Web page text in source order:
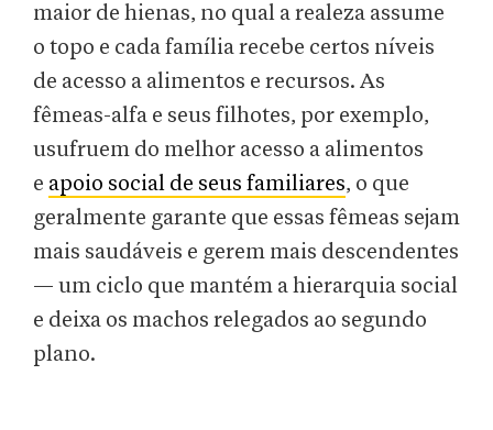
maior de hienas, no qual a realeza assume
o topo e cada família recebe certos níveis
de acesso a alimentos e recursos. As
fêmeas-alfa e seus filhotes, por exemplo,
usufruem do melhor acesso a alimentos
e apoio social de seus familiares, o que
geralmente garante que essas fêmeas sejam
mais saudáveis e gerem mais descendentes
— um ciclo que mantém a hierarquia social
e deixa os machos relegados ao segundo
plano.